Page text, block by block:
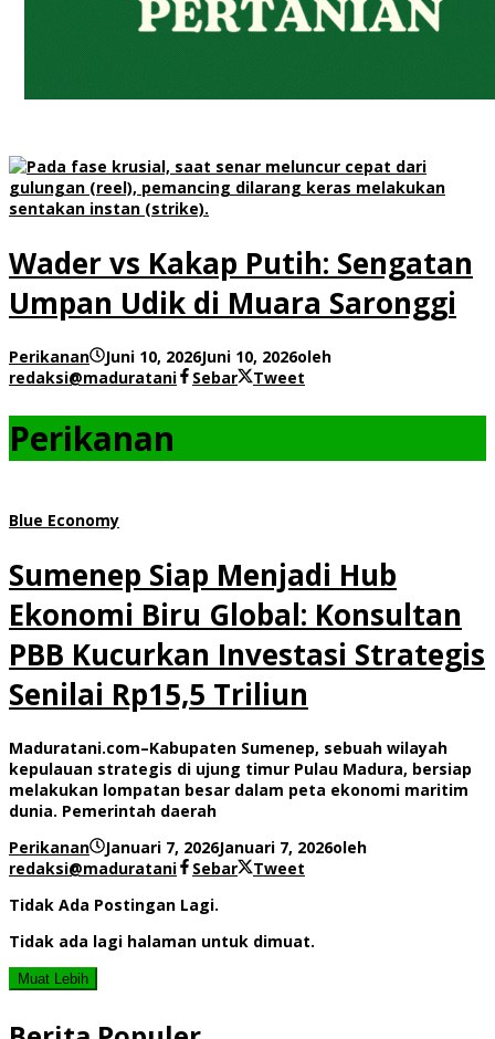
Wader vs Kakap Putih: Sengatan
Umpan Udik di Muara Saronggi
Perikanan Juni 10, 2026Juni 10, 2026oleh
redaksi@maduratani
Sebar Tweet
Perikanan
Blue Economy
Sumenep Siap Menjadi Hub
Ekonomi Biru Global: Konsultan
PBB Kucurkan Investasi Strategis
Senilai Rp15,5 Triliun
Maduratani.com–Kabupaten Sumenep, sebuah wilayah
kepulauan strategis di ujung timur Pulau Madura, bersiap
melakukan lompatan besar dalam peta ekonomi maritim
dunia. Pemerintah daerah
Perikanan
Januari 7, 2026Januari 7, 2026oleh
redaksi@maduratani
Sebar
Tweet
Tidak Ada Postingan Lagi.
Tidak ada lagi halaman untuk dimuat.
Muat Lebih